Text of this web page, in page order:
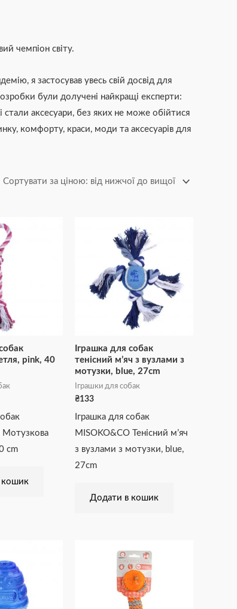
чемпіон світу.
я застосував увесь свій досвід для
були долучені найкращі експерти:
стали аксесуари, без яких не може обійтися
комфорту, краси, моди та аксесуарів для
pink, 40
Мотузкова
cm
кошик
Іграшка для собак
тенісний м’яч з вузлами з
мотузки, blue, 27cm
Іграшки для собак
₴133
Іграшка для собак
MISOKO&CO Тенісний м’яч
з вузлами з мотузки, blue,
27cm
Додати в кошик